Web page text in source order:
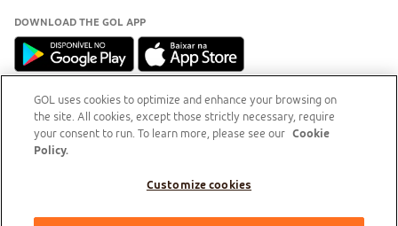
DOWNLOAD THE GOL APP
INFORMAÇÃO
Para esclarecimentos, acesse o
GOL uses cookies to optimize and enhance your browsing on
the site. All cookies, except those strictly necessary, require
your consent to run. To learn more, please see our
Cookie
Policy.
Customize cookies